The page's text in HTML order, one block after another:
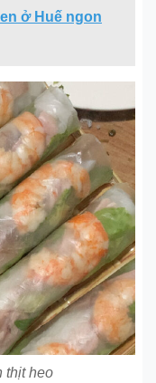
ở Huế ngon
thịt heo